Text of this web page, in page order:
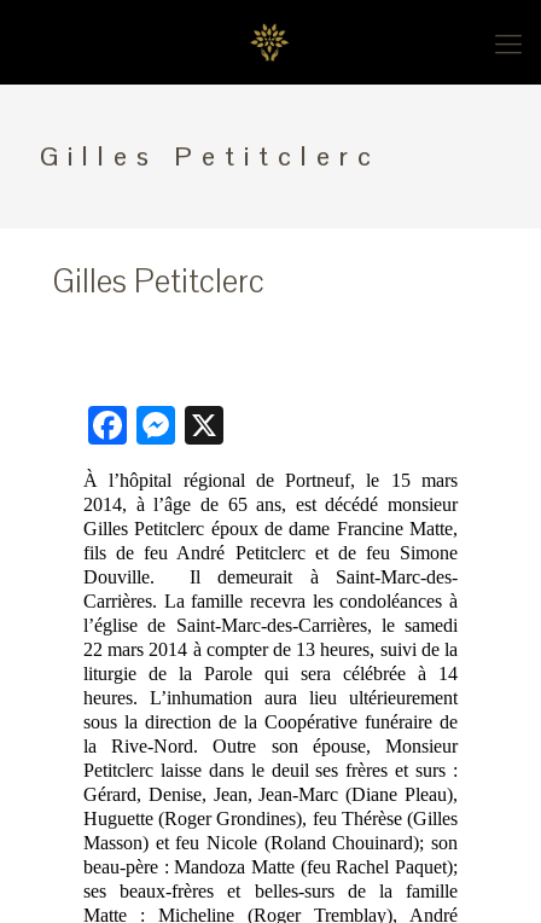
Gilles Petitclerc
Gilles Petitclerc
Facebook
Messenger
À l’hôpital régional de Portneuf, le 15 mars
2014, à l’âge de 65 ans, est décédé monsieur
Gilles Petitclerc époux de dame Francine Matte,
fils de feu André Petitclerc et de feu Simone
Douville. Il demeurait à Saint-Marc-des-
Carrières. La famille recevra les condoléances à
l’église de Saint-Marc-des-Carrières, le samedi
22 mars 2014 à compter de 13 heures, suivi de la
liturgie de la Parole qui sera célébrée à 14
heures. L’inhumation aura lieu ultérieurement
sous la direction de la Coopérative funéraire de
la Rive-Nord. Outre son épouse, Monsieur
Petitclerc laisse dans le deuil ses frères et surs :
Gérard, Denise, Jean, Jean-Marc (Diane Pleau),
Huguette (Roger Grondines), feu Thérèse (Gilles
Masson) et feu Nicole (Roland Chouinard); son
beau-père : Mandoza Matte (feu Rachel Paquet);
ses beaux-frères et belles-surs de la famille
Matte : Micheline (Roger Tremblay), André